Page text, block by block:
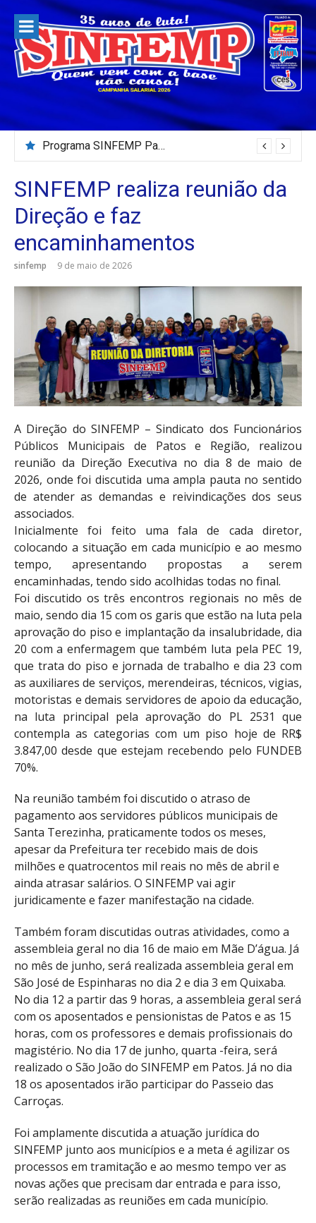
para
conteúdo
Programa SINFEMP Para Todos – 02/08/2026
Servidores da Câmara Municipal de Patos paralisam atividades
SINFEMP realiza reunião da
Direção e faz
encaminhamentos
sinfemp 9 de maio de 2026
A Direção do SINFEMP – Sindicato dos Funcionários
Públicos Municipais de Patos e Região, realizou
reunião da Direção Executiva no dia 8 de maio de
2026, onde foi discutida uma ampla pauta no sentido
de atender as demandas e reivindicações dos seus
associados.
Inicialmente foi feito uma fala de cada diretor,
colocando a situação em cada município e ao mesmo
tempo, apresentando propostas a serem
encaminhadas, tendo sido acolhidas todas no final.
Foi discutido os três encontros regionais no mês de
maio, sendo dia 15 com os garis que estão na luta pela
aprovação do piso e implantação da insalubridade, dia
20 com a enfermagem que também luta pela PEC 19,
que trata do piso e jornada de trabalho e dia 23 com
as auxiliares de serviços, merendeiras, técnicos, vigias,
motoristas e demais servidores de apoio da educação,
na luta principal pela aprovação do PL 2531 que
contempla as categorias com um piso hoje de RR$
3.847,00 desde que estejam recebendo pelo FUNDEB
70%.
Na reunião também foi discutido o atraso de
pagamento aos servidores públicos municipais de
Santa Terezinha, praticamente todos os meses,
apesar da Prefeitura ter recebido mais de dois
milhões e quatrocentos mil reais no mês de abril e
ainda atrasar salários. O SINFEMP vai agir
juridicamente e fazer manifestação na cidade.
Também foram discutidas outras atividades, como a
assembleia geral no dia 16 de maio em Mãe D’água. Já
no mês de junho, será realizada assembleia geral em
São José de Espinharas no dia 2 e dia 3 em Quixaba.
No dia 12 a partir das 9 horas, a assembleia geral será
com os aposentados e pensionistas de Patos e as 15
horas, com os professores e demais profissionais do
magistério. No dia 17 de junho, quarta -feira, será
realizado o São João do SINFEMP em Patos. Já no dia
18 os aposentados irão participar do Passeio das
Carroças.
Foi amplamente discutida a atuação jurídica do
SINFEMP junto aos municípios e a meta é agilizar os
processos em tramitação e ao mesmo tempo ver as
novas ações que precisam dar entrada e para isso,
serão realizadas as reuniões em cada município.